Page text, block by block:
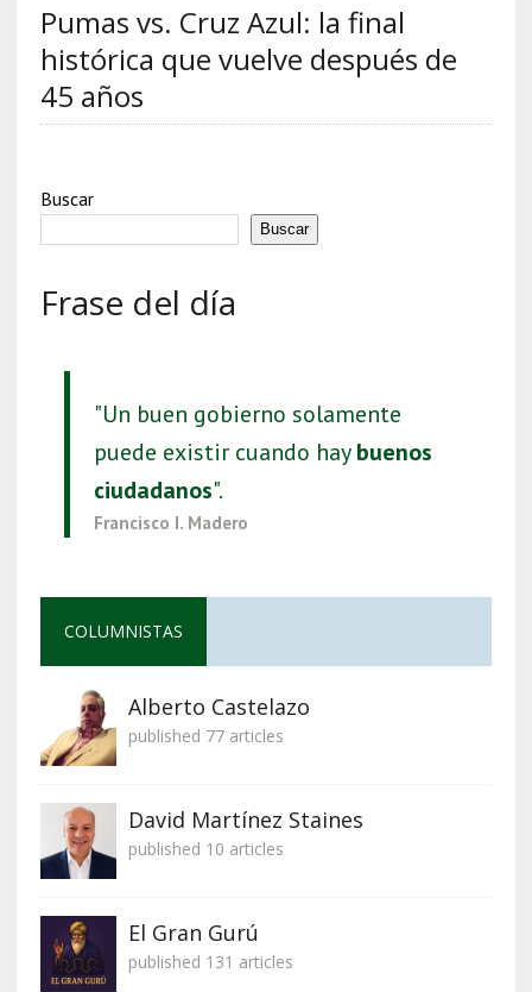
Pumas vs. Cruz Azul: la final
histórica que vuelve después de
45 años
Buscar
Buscar
Frase del día
"Un buen gobierno solamente
puede existir cuando haybuenos
ciudadanos".
Francisco I. Madero
COLUMNISTAS
Alberto Castelazo
published 77 articles
David Martínez Staines
published 10 articles
El Gran Gurú
published 131 articles